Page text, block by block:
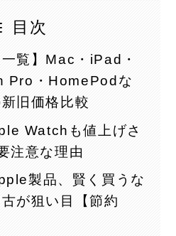
目次
一覧】Mac・iPad・
Pro・HomePodな
旧価格比較
Watchも値上げさ
注意な理由
製品、賢く買うな
が狙い目【節約